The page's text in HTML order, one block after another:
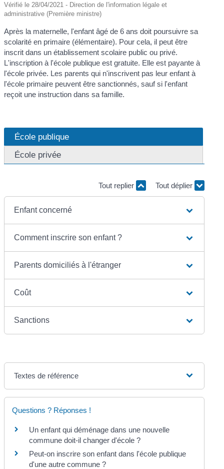
Vérifié le 28/04/2021 - Direction de l'information légale et
administrative (Première ministre)
Après la maternelle, l'enfant âgé de 6 ans doit poursuivre sa
scolarité en primaire (élémentaire). Pour cela, il peut être
inscrit dans un établissement scolaire public ou privé.
L'inscription à l'école publique est gratuite. Elle est payante à
l'école privée. Les parents qui n'inscrivent pas leur enfant à
l'école primaire peuvent être sanctionnés, sauf si l'enfant
reçoit une instruction dans sa famille.
École publique
École privée
Tout replier Tout déplier
Enfant concerné
Comment inscrire son enfant ?
Parents domiciliés à l'étranger
Coût
Sanctions
Textes de référence
Questions ? Réponses !
Un enfant qui déménage dans une nouvelle
commune doit-il changer d'école ?
Peut-on inscrire son enfant dans l'école publique
d'une autre commune ?